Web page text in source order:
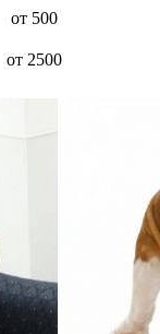
от 500
от 2500